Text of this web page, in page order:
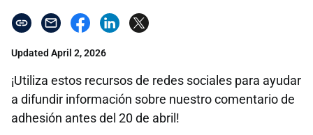
Updated April 2, 2026
¡Utiliza estos recursos de redes sociales para ayudar
a difundir información sobre nuestro comentario de
adhesión antes del 20 de abril!